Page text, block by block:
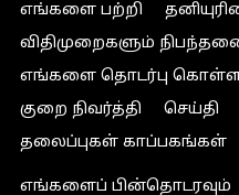
எங்களை பற்றி
விதிமுறைகளும்
எங்களை தொடர்பு
குறை நிவர்த்தி
செய்தி
தலைப்புகள் காப்பகங்கள்
எங்களைப் பின்தொடரவும்